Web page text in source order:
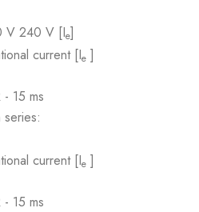
V 240 V [Ie]
current [Ie ]
15 ms
series:
current [Ie ]
15 ms